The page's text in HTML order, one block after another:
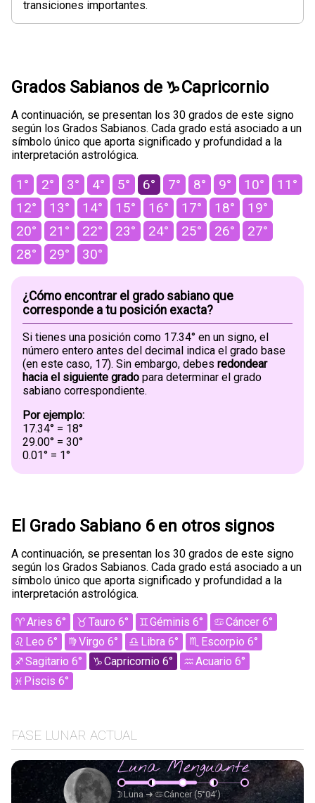
transiciones importantes.
Grados Sabianos de Capricornio
A continuación, se presentan los 30 grados de este signo
según los Grados Sabianos. Cada grado está asociado a un
símbolo único que aporta significado y profundidad a la
interpretación astrológica.
1° 2° 3° 4° 5° 6° 7° 8° 9° 10°
11°
12°
13° 14° 15° 16° 17° 18°
19°
20°
21° 22° 23° 24° 25° 26°
27°
28°
29° 30°
¿Cómo encontrar el grado sabiano que
corresponde a tu posición exacta?
Si tienes una posición como 17.34° en un signo, el
número entero antes del decimal indica el grado base
(en este caso, 17). Sin embargo, debes redondear
hacia el siguiente grado para determinar el grado
sabiano correspondiente.
Por ejemplo:
17.34° = 18°
29.00° = 30°
0.01° = 1°
El Grado Sabiano 6 en otros signos
A continuación, se presentan los 30 grados de este signo
según los Grados Sabianos. Cada grado está asociado a un
símbolo único que aporta significado y profundidad a la
interpretación astrológica.
Aries 6° Tauro 6° Géminis 6°
Cáncer 6°
Leo 6°
Virgo 6° Libra 6°
Escorpio 6°
Sagitario 6°
Capricornio 6°
Acuario 6°
Piscis 6°
FASE LUNAR ACTUAL
Luna Menguante
Luna➜ Cáncer (5°04’)